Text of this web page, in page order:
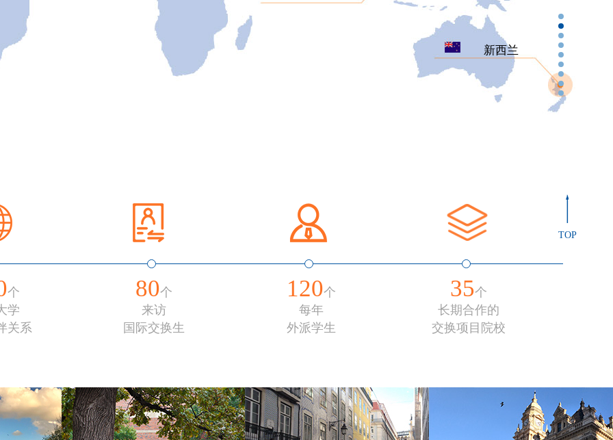
TOP
新西兰
个
学
关系
80个
来访
国际交换生
120个
每年
外派学生
35个
长期合作的
交换项目院校